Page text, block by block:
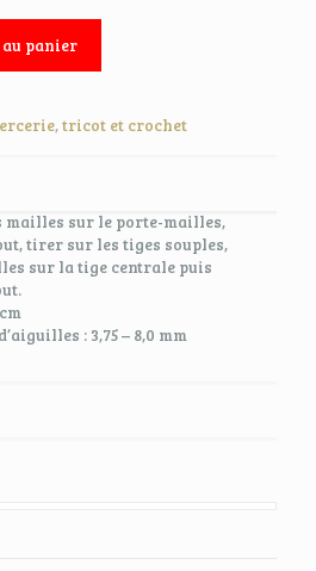
panier
,tricot et crochet
mailles sur le porte-mailles,
tirer sur les tiges souples,
sur la tige centrale puis
: 3,75 – 8,0 mm